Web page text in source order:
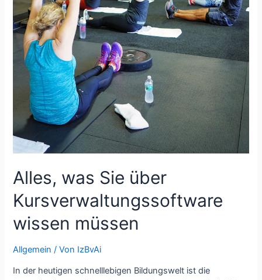
Alles, was Sie über
Kursverwaltungssoftware
wissen müssen
Allgemein / Von IzBvAi
In der heutigen schnelllebigen Bildungswelt ist die